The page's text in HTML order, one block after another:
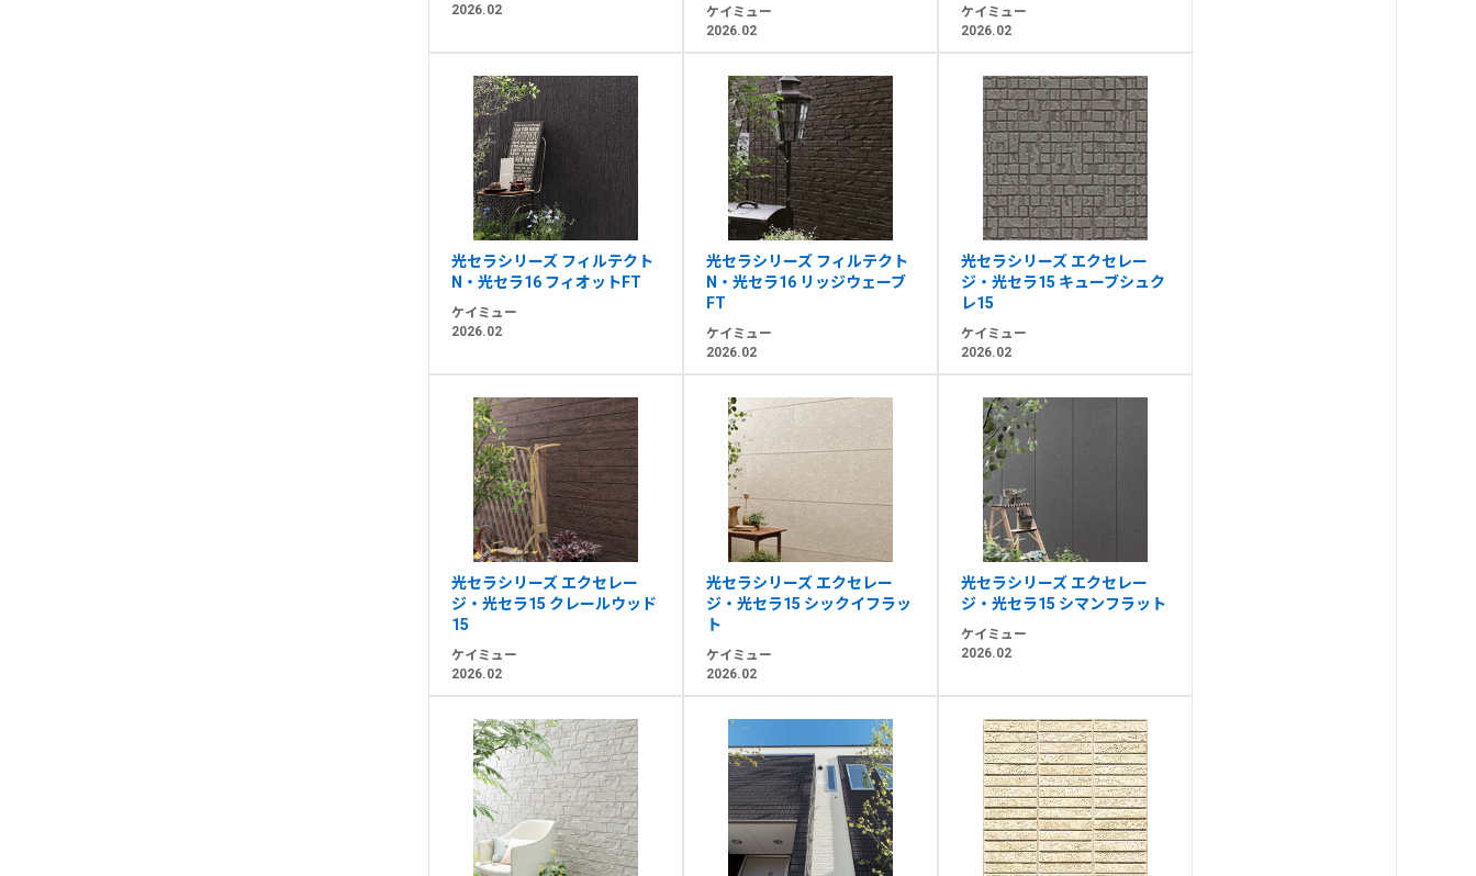
2026.02
ケイミュー
2026.02
ケイミュー
2026.02
光セラシリーズ フィルテクト
N・光セラ16 フィオットFT
ケイミュー
2026.02
光セラシリーズ フィルテクト
N・光セラ16 リッジウェーブ
FT
ケイミュー
2026.02
光セラシリーズ エクセレー
ジ・光セラ15 キューブシュク
レ15
ケイミュー
2026.02
光セラシリーズ エクセレー
ジ・光セラ15 クレールウッド
15
ケイミュー
2026.02
光セラシリーズ エクセレー
ジ・光セラ15 シックイフラッ
ト
ケイミュー
2026.02
光セラシリーズ エクセレー
ジ・光セラ15 シマンフラット
ケイミュー
2026.02